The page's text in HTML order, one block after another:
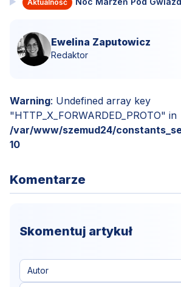
Aktualność
Ewelina Zaputowicz
Redaktor
Warning: Undefined array key
"HTTP_X_FORWARDED_PROTO" in
/var/www/szemud24/
10
Komentarze
Skomentuj artykuł